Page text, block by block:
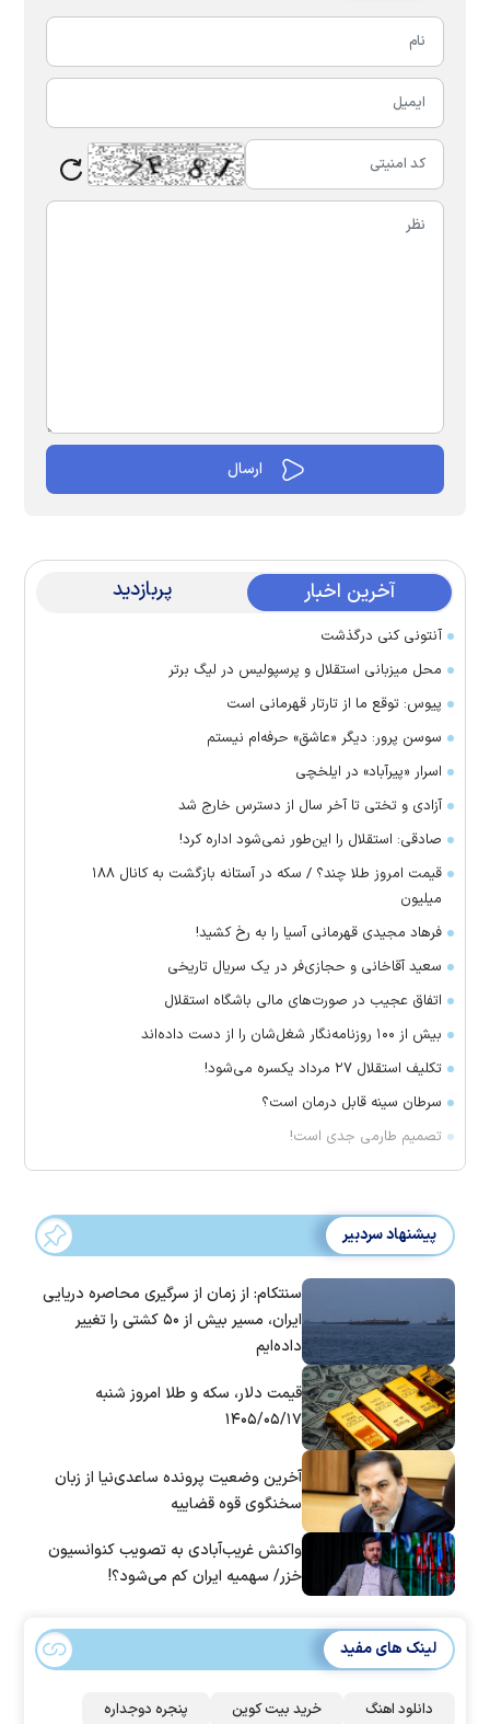
آخرین اخبار پربازدید
آنتونی کنی درگذشت
محل میزبانی استقلال و پرسپولیس در لیگ برتر
پیوس: توقع ما از تارتار قهرمانی است
سوسن پرور: دیگر «عاشق» حرفه‌ام نیستم
اسرار «پیرآباد» در ایلخچی
آزادی و تختی تا آخر سال از دسترس خارج شد
صادقی: استقلال را این‌طور نمی‌شود اداره کرد!
قیمت امروز طلا چند؟ / سکه در آستانه بازگشت به کانال ۱۸۸
میلیون
فرهاد مجیدی قهرمانی آسیا را به رخ کشید!
سعید آقاخانی و حجازی‌فر در یک سریال تاریخی
اتفاق عجیب در صورت‌های مالی باشگاه استقلال
بیش از ۱۰۰ روزنامه‌نگار شغل‌شان را از دست داده‌اند
تکلیف استقلال ۲۷ مرداد یکسره می‌شود!
سرطان سینه قابل درمان است؟
تصمیم طارمی جدی است!
پیشنهاد سردبیر
سنتکام: از زمان از سرگیری محاصره دریایی
ایران، مسیر بیش از ۵۰ کشتی را تغییر
داده‌ایم
قیمت دلار، سکه و طلا امروز شنبه
۱۴۰۵/۰۵/۱۷
آخرین وضعیت پرونده ساعدی‌نیا از زبان
سخنگوی قوه قضاییه
واکنش غریب‌آبادی به تصویب کنوانسیون
خزر/ سهمیه ایران کم می‌شود؟!
لینک های مفید
دانلود اهنگ خرید بیت کوین پنجره دوجداره